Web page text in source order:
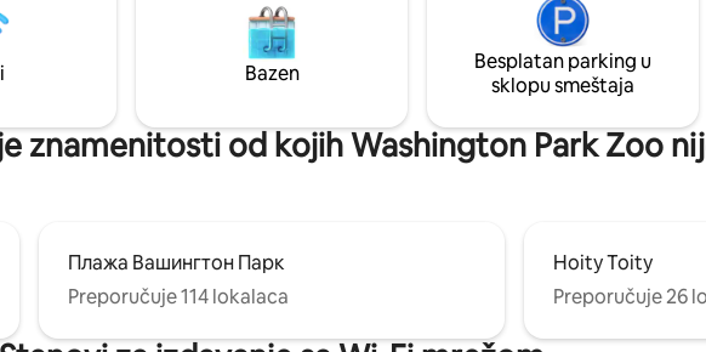
izleti su jednostavni do
ili Saut Benda. Jednog
utakmicu Notr Dama, a
pogledajte Medvjede.
kategoriji Country Living i NYT, savršen je
za porodice, prijatelje ili odmor.
Rezervišite sada i stvorite trajne
uspomene u Mičijani.
od
jezera Mičigen.
ZA
Bazen
Besplatan parking u
sklopu smeštaja
znamenitosti od kojih Washington Park Zoo
Плажа Вашингтон Парк
Preporučuje 114 lokalaca
Hoity Toity
Preporučuje 26